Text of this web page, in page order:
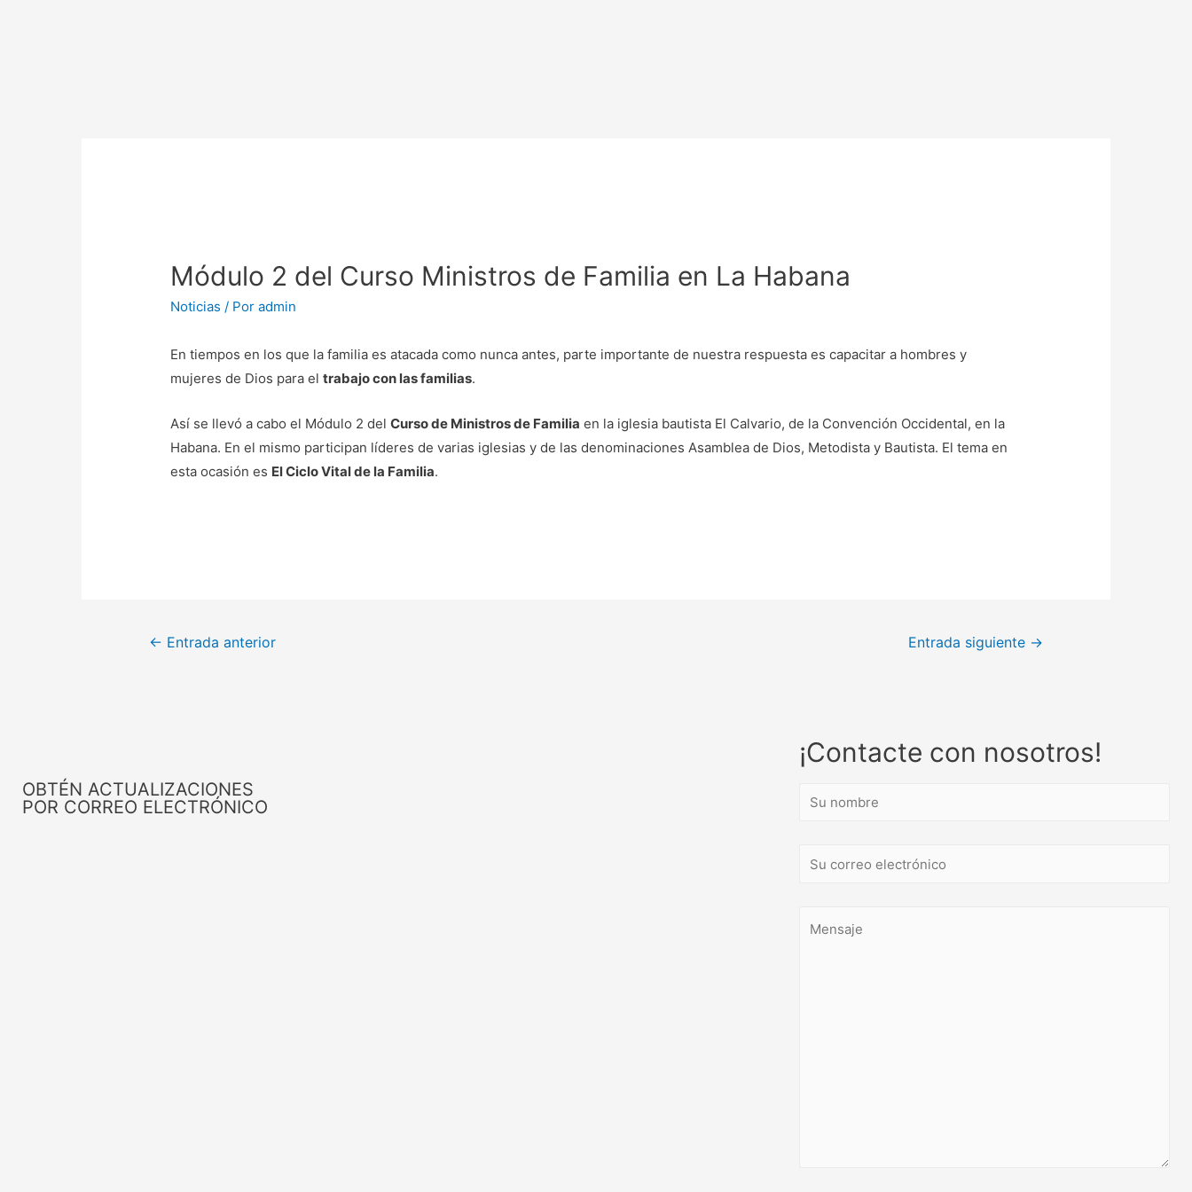
Módulo 2 del Curso Ministros de Familia en La Habana
Noticias / Poradmin
En tiempos en los que la familia es atacada como nunca antes, parte importante de nuestra respuesta es capacitar a hombres y
mujeres de Dios para eltrabajo con las familias.
Así se llevó a cabo el Módulo 2 delCurso de Ministros de Familia en la iglesia bautista El Calvario, de la Convención Occidental, en la
Habana. En el mismo participan líderes de varias iglesias y de las denominaciones Asamblea de Dios, Metodista y Bautista. El tema en
esta ocasión es El Ciclo Vital de la Familia.
← Entrada anterior Entrada siguiente →
OBTÉN ACTUALIZACIONES
POR CORREO ELECTRÓNICO
¡Contacte con nosotros!